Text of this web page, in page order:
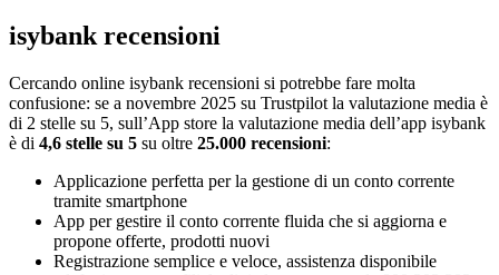
isybank recensioni
Cercando online isybank recensioni si potrebbe fare molta
confusione: se a novembre 2025 su Trustpilot la valutazione media è
di 2 stelle su 5, sull’App store la valutazione media dell’app isybank
è di 4,6 stelle su 5 su oltre 25.000 recensioni:
Applicazione perfetta per la gestione di un conto corrente
tramite smartphone
App per gestire il conto corrente fluida che si aggiorna e
propone offerte, prodotti nuovi
Registrazione semplice e veloce, assistenza disponibile